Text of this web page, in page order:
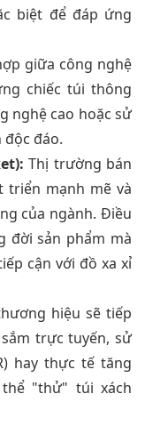
biệt để đáp ứng
giữa công nghệ
chiếc túi thông
nghệ cao hoặc sử
độc đáo.
Thị trường bán
triển mạnh mẽ và
của ngành. Điều
đời sản phẩm mà
cận với đồ xa xỉ
hiệu sẽ tiếp
trực tuyến, sử
hay thực tế tăng
"thử" túi xách